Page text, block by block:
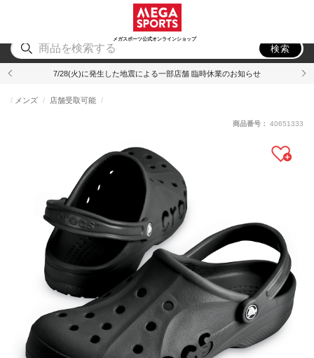
メガスポーツ公式オンラインショップ
アウトドア
検索
7/28(火)に発生した地震による一部店舗 臨時休業のお知らせ
メンズ 店舗受取可能
商品番号： 40651333